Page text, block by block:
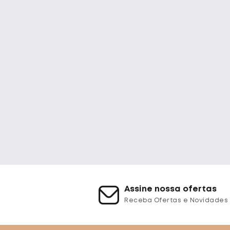
Assine nossa ofertas
Receba Ofertas e Novidades